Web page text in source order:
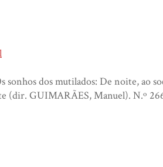
sonhos dos mutilados: De noite, ao
(dir. GUIMARÃES, Manuel). N.º